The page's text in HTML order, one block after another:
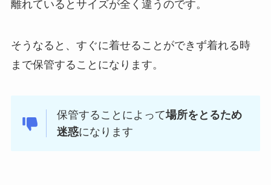
離れているとサイズが全く違うのです。
そうなると、すぐに着せることができず着れる時
まで保管することになります。
保管することによって場所をとるため
迷惑になります